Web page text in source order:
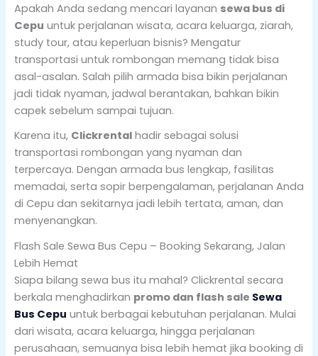
Apakah Anda sedang mencari layanan sewa bus di
Cepu untuk perjalanan wisata, acara keluarga, ziarah,
study tour, atau keperluan bisnis? Mengatur
transportasi untuk rombongan memang tidak bisa
asal-asalan. Salah pilih armada bisa bikin perjalanan
jadi tidak nyaman, jadwal berantakan, bahkan bikin
capek sebelum sampai tujuan.
Karena itu, Clickrentalhadir sebagai solusi
transportasi rombongan yang nyaman dan
terpercaya. Dengan armada bus lengkap, fasilitas
memadai, serta sopir berpengalaman, perjalanan Anda
di Cepu dan sekitarnya jadi lebih tertata, aman, dan
menyenangkan.
Flash Sale Sewa Bus Cepu – Booking Sekarang, Jalan
Lebih Hemat
Siapa bilang sewa bus itu mahal? Clickrental secara
berkala menghadirkan promo dan flash sale Sewa
Bus Cepu untuk berbagai kebutuhan perjalanan. Mulai
dari wisata, acara keluarga, hingga perjalanan
perusahaan, semuanya bisa lebih hemat jika booking di